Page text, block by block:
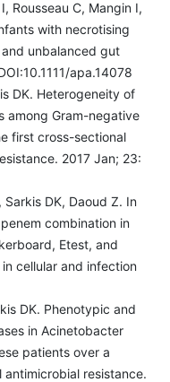
Rousseau C, Mangin I,
with necrotising
unbalanced gut
apa.14078
DK. Heterogeneity of
among Gram-negative
first cross-sectional
2017 Jan; 23:
Sarkis DK, Daoud Z. In
combination in
Etest, and
cellular and infection
DK. Phenotypic and
in Acinetobacter
patients over a
resistance.